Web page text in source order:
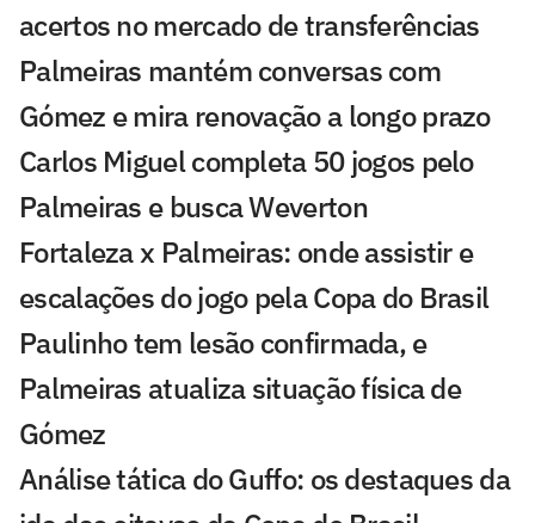
acertos no mercado de transferências
Palmeiras mantém conversas com
Gómez e mira renovação a longo prazo
Carlos Miguel completa 50 jogos pelo
Palmeiras e busca Weverton
Fortaleza x Palmeiras: onde assistir e
escalações do jogo pela Copa do Brasil
Paulinho tem lesão confirmada, e
Palmeiras atualiza situação física de
Gómez
Análise tática do Guffo: os destaques da